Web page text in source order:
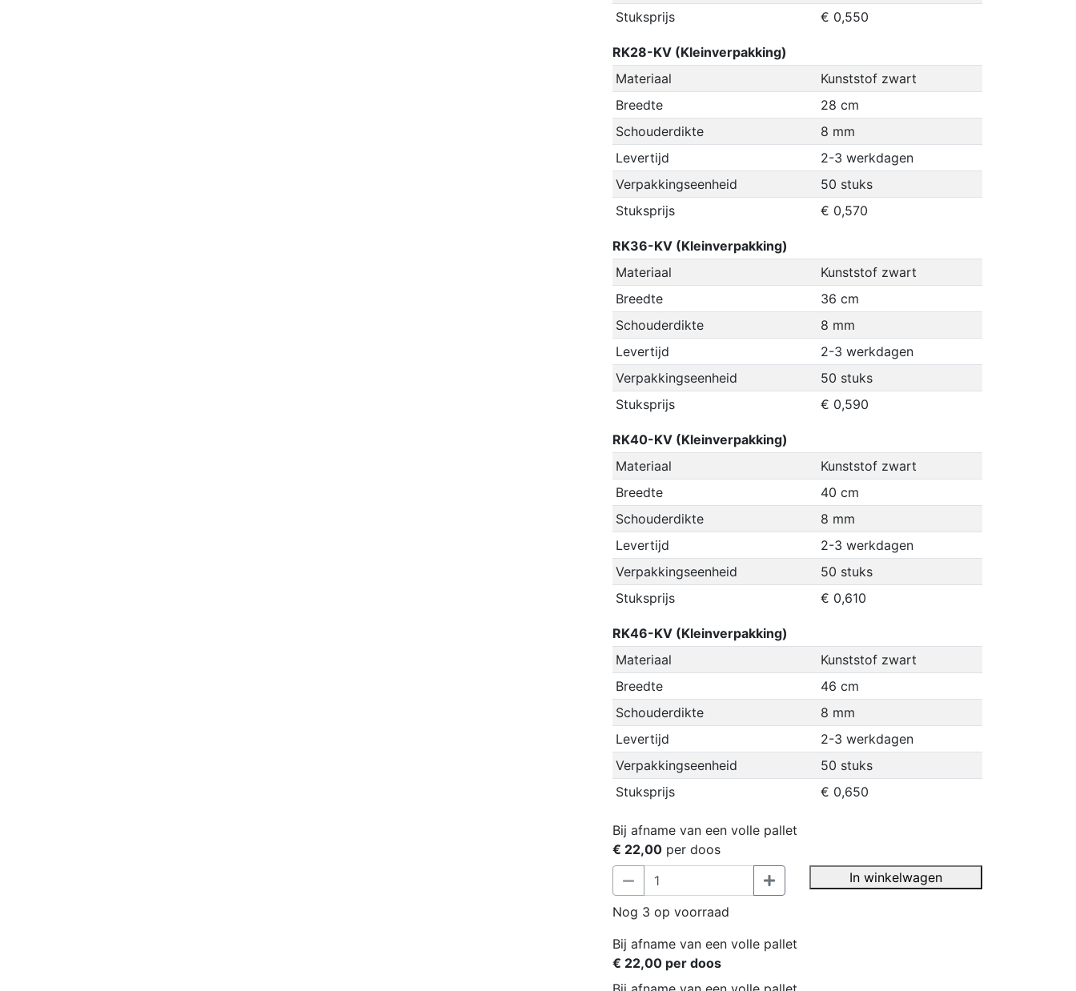
Stuksprijs
€ 0,550
RK28-KV (Kleinverpakking)
Materiaal
Kunststof zwart
Breedte
28 cm
Schouderdikte
8 mm
Levertijd
2-3 werkdagen
Verpakkingseenheid
50 stuks
Stuksprijs
€ 0,570
RK36-KV (Kleinverpakking)
Materiaal
Kunststof zwart
Breedte
36 cm
Schouderdikte
8 mm
Levertijd
2-3 werkdagen
Verpakkingseenheid
50 stuks
Stuksprijs
€ 0,590
RK40-KV (Kleinverpakking)
Materiaal
Kunststof zwart
Breedte
40 cm
Schouderdikte
8 mm
Levertijd
2-3 werkdagen
Verpakkingseenheid
50 stuks
Stuksprijs
€ 0,610
RK46-KV (Kleinverpakking)
Materiaal
Kunststof zwart
Breedte
46 cm
Schouderdikte
8 mm
Levertijd
2-3 werkdagen
Verpakkingseenheid
50 stuks
Stuksprijs
€ 0,650
Bij afname van een volle pallet
€ 22,00per doos
Nog 3 op voorraad
In winkelwagen
Bij afname van een volle pallet
€ 22,00 per doos